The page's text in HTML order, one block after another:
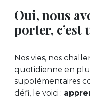
Oui, nous
porter, c’est
Nos vies, nos
quotidienne en
supplémentaires
défi, le voici :